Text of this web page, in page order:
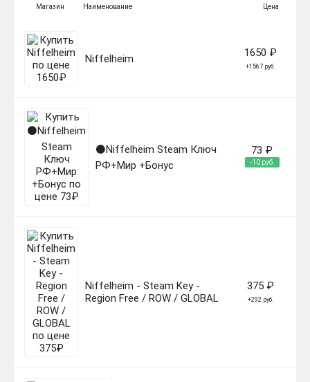
Магазин Наименование Цена
Niffelheim 1650 ₽
+1567 руб.
⚫Niffelheim Steam Ключ
РФ+Мир +Бонус
73 ₽
-10 руб.
Niffelheim - Steam Key -
Region Free / ROW / GLOBAL
375 ₽
+292 руб.